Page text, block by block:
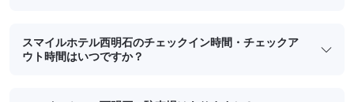
スマイルホテル西明石のチェックイン時間・チェックア
ウト時間はいつですか？